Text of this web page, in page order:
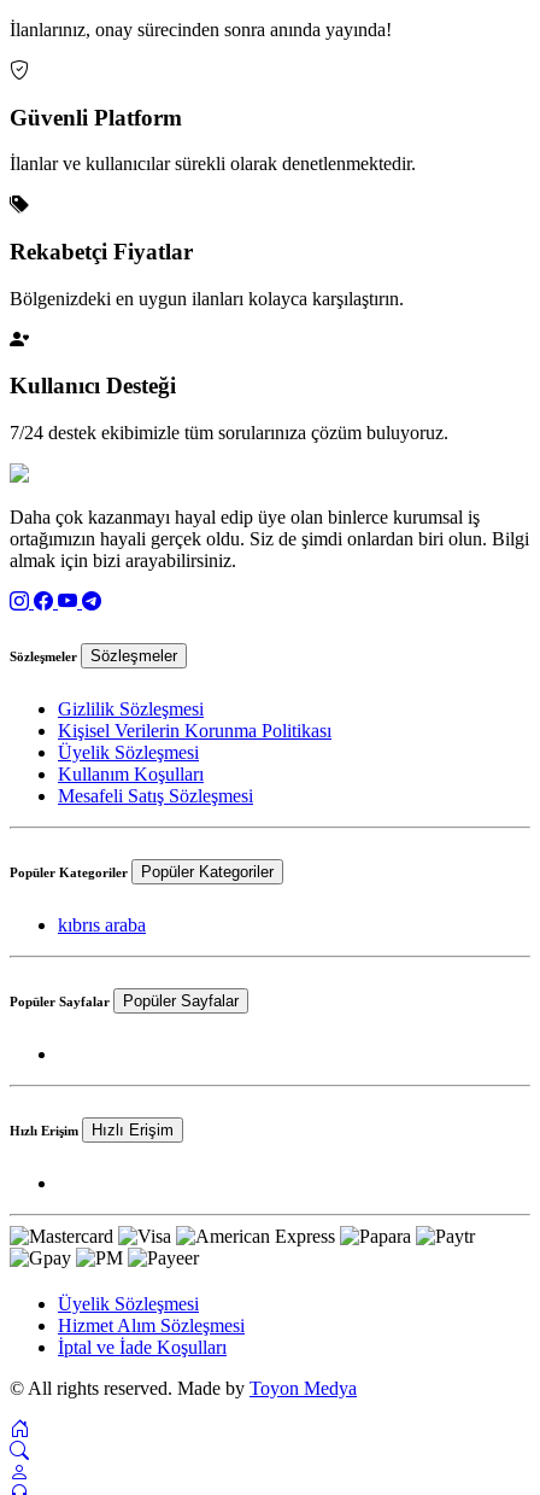
İlanlarınız, onay sürecinden sonra anında yayında!
Güvenli Platform
İlanlar ve kullanıcılar sürekli olarak denetlenmektedir.
Rekabetçi Fiyatlar
Bölgenizdeki en uygun ilanları kolayca karşılaştırın.
Kullanıcı Desteği
7/24 destek ekibimizle tüm sorularınıza çözüm buluyoruz.
Daha çok kazanmayı hayal edip üye olan binlerce kurumsal iş
ortağımızın hayali gerçek oldu. Siz de şimdi onlardan biri olun. Bilgi
almak için bizi arayabilirsiniz.
Sözleşmeler Sözleşmeler
Gizlilik Sözleşmesi
Kişisel Verilerin Korunma Politikası
Üyelik Sözleşmesi
Kullanım Koşulları
Mesafeli Satış Sözleşmesi
Popüler Kategoriler Popüler Kategoriler
kıbrıs araba
Popüler Sayfalar Popüler Sayfalar
Hızlı Erişim Hızlı Erişim
Üyelik Sözleşmesi
Hizmet Alım Sözleşmesi
İptal ve İade Koşulları
© All rights reserved. Made by Toyon Medya